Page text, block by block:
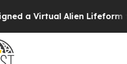
Alien Lifeform to